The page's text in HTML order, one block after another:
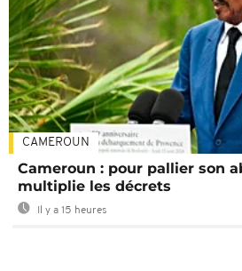
CAMEROUN
Cameroun : pour pallier son
multiplie les décrets
Il y a 15 heures